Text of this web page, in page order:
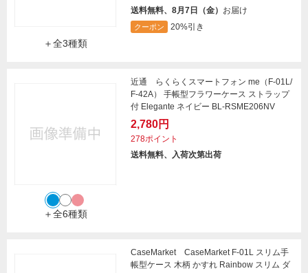
＋全3種類
送料無料、8月7日（金） お届け
クーポン 20%引き
＋全6種類
近通 らくらくスマートフォン me（F-01L/
F-42A） 手帳型フラワーケース ストラップ
付 Elegante ネイビー BL-RSME206NV
2,780円
278ポイント
送料無料、入荷次第出荷
CaseMarket CaseMarket F-01L スリム手
帳型ケース 木柄 かすれ Rainbow スリム ダ